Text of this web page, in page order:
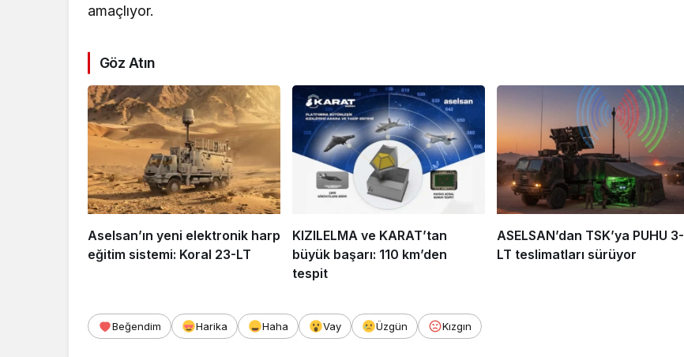
amaçlıyor.
Göz Atın
Aselsan’ın yeni elektronik harp
eğitim sistemi: Koral 23-LT
KIZILELMA ve KARAT’tan
büyük başarı: 110 km’den
tespit
ASELSAN’dan TSK’ya PUHU 3-
LT teslimatları sürüyor
Beğendim Harika Haha Vay Üzgün Kızgın